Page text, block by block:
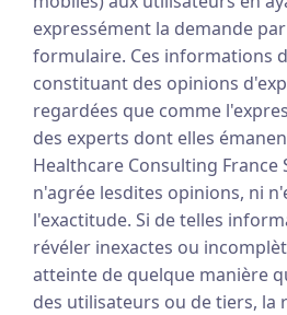
expressément la demande
formulaire. Ces informations
constituant des opinions
regardées que comme
des experts dont elles
Healthcare Consulting France
n'agrée lesdites opinions, ni
l'exactitude. Si de telles
révéler inexactes ou
atteinte de quelque manière
des utilisateurs ou de tiers, la